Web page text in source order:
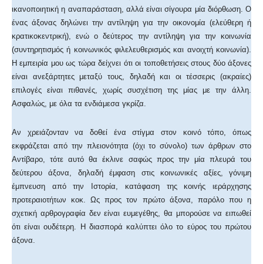
ικανοποιητική η αναπαράσταση, αλλά είναι σίγουρα μία διόρθωση. Ο
ένας άξονας δηλώνει την αντίληψη για την οικονομία (ελεύθερη ή
κρατικοκεντρική), ενώ ο δεύτερος την αντίληψη για την κοινωνία
(συντηρητισμός ή κοινωνικός φιλελευθερισμός και ανοιχτή κοινωνία).
Η εμπειρία μου ως τώρα δείχνει ότι οι τοποθετήσεις στους δύο άξονες
είναι ανεξάρτητες μεταξύ τους, δηλαδή και οι τέσσερις (ακραίες)
επιλογές είναι πιθανές, χωρίς συσχέτιση της μίας με την άλλη.
Ασφαλώς, με όλα τα ενδιάμεσα γκρίζα.
Αν χρειάζονταν να δοθεί ένα στίγμα στον κοινό τόπο, όπως
εκφράζεται από την πλειονότητα (όχι το σύνολο) των άρθρων στο
Αντίβαρο, τότε αυτό θα έκλινε σαφώς προς την μία πλευρά του
δεύτερου άξονα, δηλαδή έμφαση στις κοινωνικές αξίες, γόνιμη
έμπνευση από την Ιστορία, κατάφαση της κοινής ιεράρχησης
προτεραιοτήτων κοκ. Ως προς τον πρώτο άξονα, παρόλο που η
σχετική αρθρογραφία δεν είναι ευμεγέθης, θα μπορούσε να ειπωθεί
ότι είναι ουδέτερη. Η διασπορά καλύπτει όλο το εύρος του πρώτου
άξονα.